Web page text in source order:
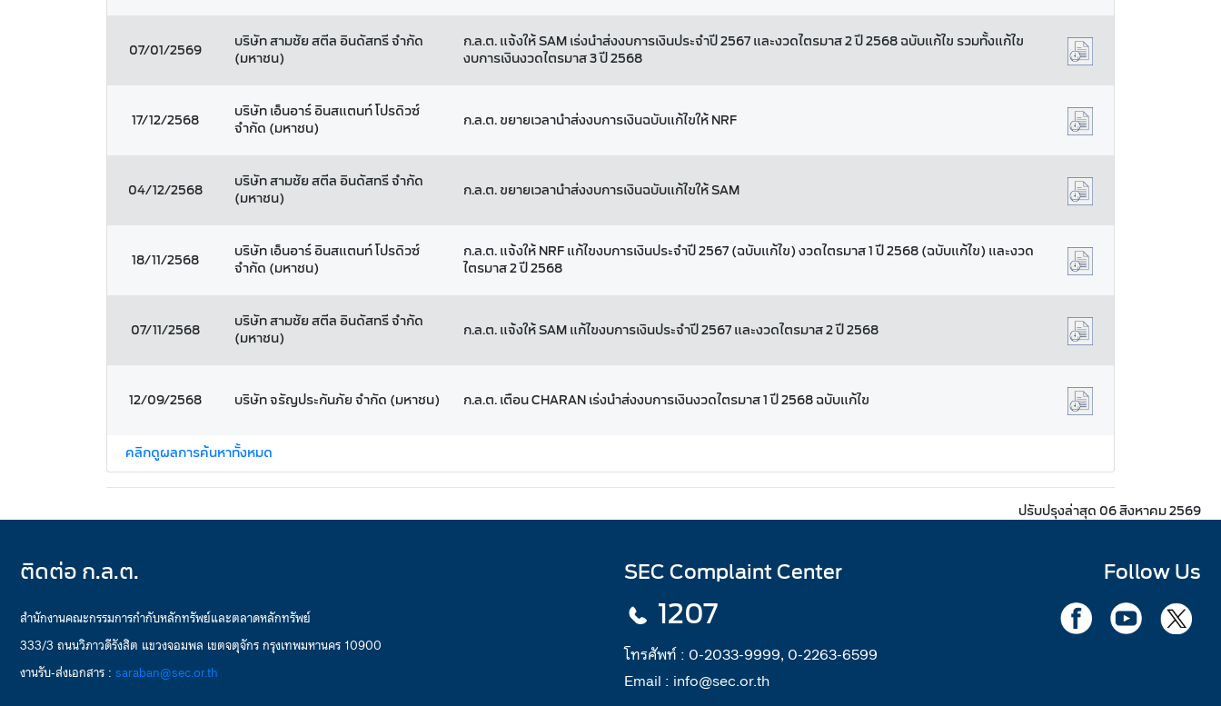
07/01/2569
บริษัท สามชัย สตีล อินดัสทรี จำกัด
(มหาชน)
ก.ล.ต. แจ้งให้ SAM เร่งนำส่งงบการเงินประจำปี 2567 และงวดไตรมาส 2 ปี 2568 ฉบับแก้ไข รวมทั้งแก้ไข
งบการเงินงวดไตรมาส 3 ปี 2568
17/12/2568
บริษัท เอ็นอาร์ อินสแตนท์ โปรดิวซ์
จำกัด (มหาชน)
ก.ล.ต. ขยายเวลานำส่งงบการเงินฉบับแก้ไขให้ NRF
04/12/2568
บริษัท สามชัย สตีล อินดัสทรี จำกัด
(มหาชน)
ก.ล.ต. ขยายเวลานำส่งงบการเงินฉบับแก้ไขให้ SAM
18/11/2568
บริษัท เอ็นอาร์ อินสแตนท์ โปรดิวซ์
จำกัด (มหาชน)
ก.ล.ต. แจ้งให้ NRF แก้ไขงบการเงินประจำปี 2567 (ฉบับแก้ไข) งวดไตรมาส 1 ปี 2568 (ฉบับแก้ไข) และงวด
ไตรมาส 2 ปี 2568
07/11/2568
บริษัท สามชัย สตีล อินดัสทรี จำกัด
(มหาชน)
ก.ล.ต. แจ้งให้ SAM แก้ไขงบการเงินประจำปี 2567 และงวดไตรมาส 2 ปี 2568
12/09/2568 บริษัท จรัญประกันภัย จำกัด (มหาชน) ก.ล.ต. เตือน CHARAN เร่งนำส่งงบการเงินงวดไตรมาส 1 ปี 2568 ฉบับแก้ไข
คลิกดูผลการค้นหาทั้งหมด
ปรับปรุงล่าสุด 06 สิงหาคม 2569
ติดต่อ ก.ล.ต.
สำนักงานคณะกรรมการกำกับหลักทรัพย์และตลาดหลักทรัพย์
333/3 ถนนวิภาวดีรังสิต แขวงจอมพล เขตจตุจักร กรุงเทพมหานคร 10900
งานรับ-ส่งเอกสาร : saraban@sec.or.th
SEC Complaint Center
1207
โทรศัพท์ : 0-2033-9999, 0-2263-6599
Email : info@sec.or.th
Follow Us